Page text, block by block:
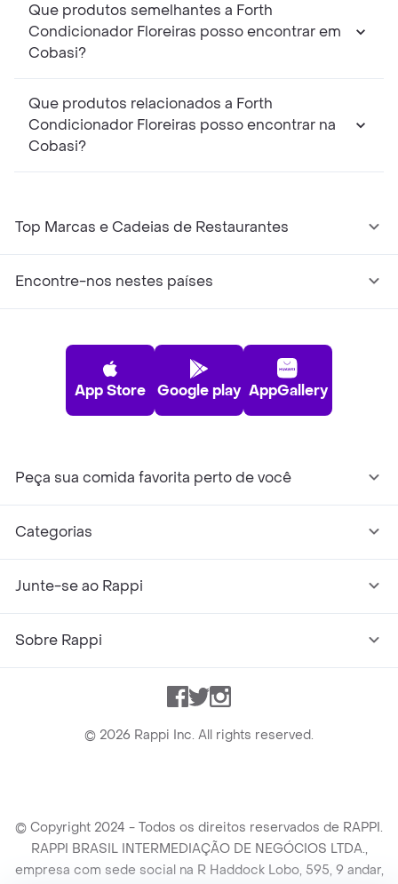
Que produtos semelhantes a Forth
Condicionador Floreiras posso encontrar em
Cobasi?
Que produtos relacionados a Forth
Condicionador Floreiras posso encontrar na
Cobasi?
Top Marcas e Cadeias de Restaurantes
Encontre-nos nestes países
App Store Google play AppGallery
Peça sua comida favorita perto de você
Categorias
Junte-se ao Rappi
Sobre Rappi
Facebook
TwitterInstagram
© 2026 Rappi Inc. All rights reserved.
© Copyright 2024 - Todos os direitos reservados de RAPPI.
RAPPI BRASIL INTERMEDIAÇÃO DE NEGÓCIOS LTDA.,
empresa com sede social na R Haddock Lobo, 595, 9 andar,